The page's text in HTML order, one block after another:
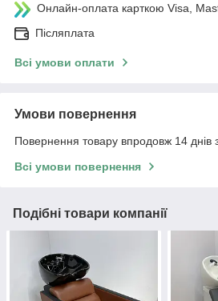
Онлайн-оплата карткою Visa,
Післяплата
Всі умови оплати
Умови повернення
Повернення товару впродовж 14 днів
Всі умови повернення
Подібні товари компанії